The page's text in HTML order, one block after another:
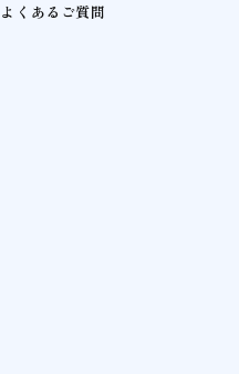
よくあるご質問